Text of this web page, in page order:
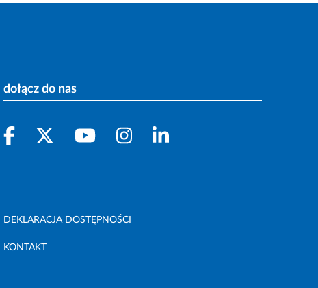
dołącz do nas
DEKLARACJA DOSTĘPNOŚCI
KONTAKT